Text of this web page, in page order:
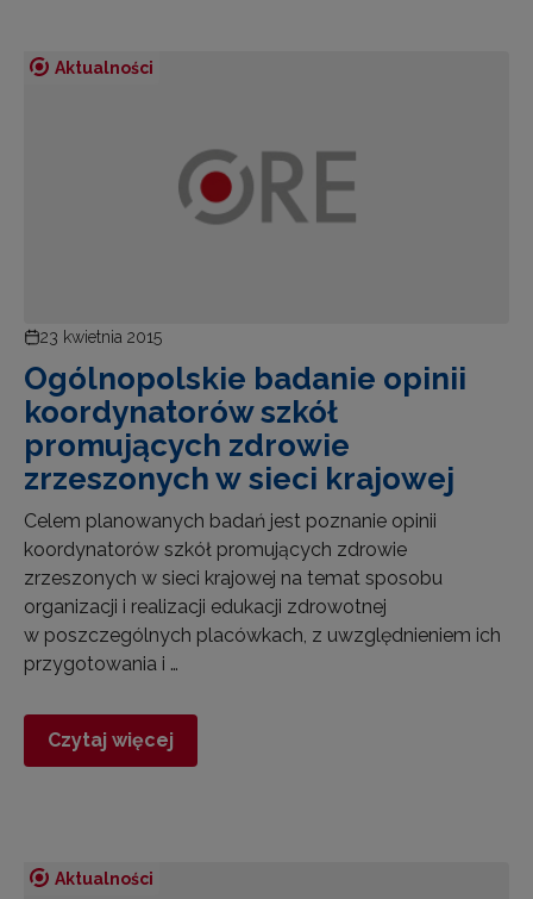
Aktualności
23 kwietnia 2015
Ogólnopolskie badanie opinii
koordynatorów szkół
promujących zdrowie
zrzeszonych w sieci krajowej
Celem planowanych badań jest poznanie opinii
koordynatorów szkół promujących zdrowie
zrzeszonych w sieci krajowej na temat sposobu
organizacji i realizacji edukacji zdrowotnej
w poszczególnych placówkach, z uwzględnieniem ich
przygotowania i …
Czytaj więcej
Aktualności